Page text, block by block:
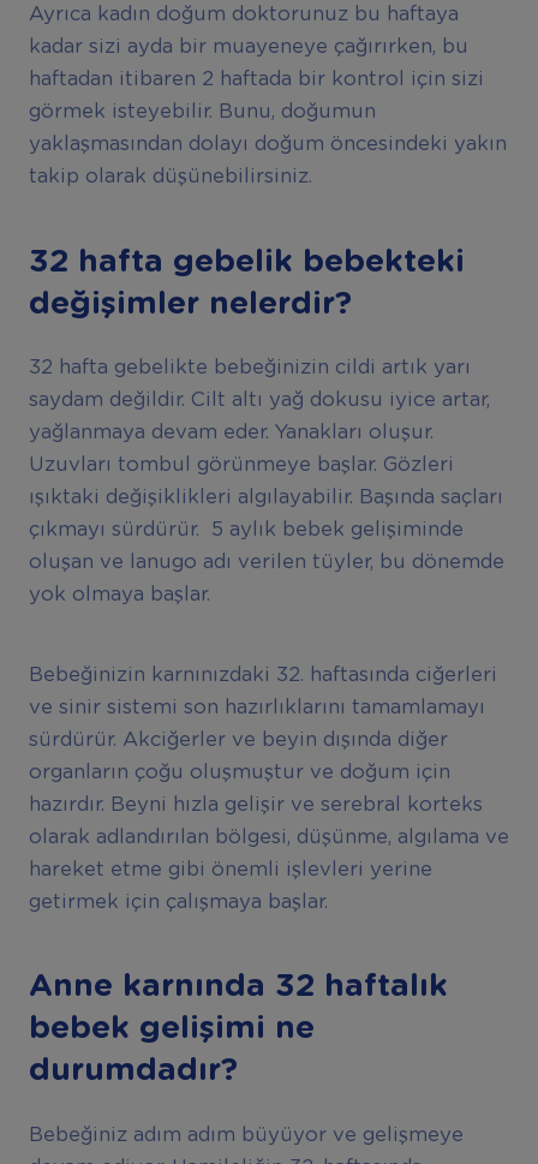
Ayrıca kadın doğum doktorunuz bu haftaya
kadar sizi ayda bir muayeneye çağırırken, bu
haftadan itibaren 2 haftada bir kontrol için sizi
görmek isteyebilir. Bunu, doğumun
yaklaşmasından dolayı doğum öncesindeki yakın
takip olarak düşünebilirsiniz.
32 hafta gebelik bebekteki
değişimler nelerdir?
32 hafta gebelikte bebeğinizin cildi artık yarı
saydam değildir. Cilt altı yağ dokusu iyice artar,
yağlanmaya devam eder. Yanakları oluşur.
Uzuvları tombul görünmeye başlar. Gözleri
ışıktaki değişiklikleri algılayabilir. Başında saçları
çıkmayı sürdürür. 5 aylık bebek gelişiminde
oluşan ve lanugo adı verilen tüyler, bu dönemde
yok olmaya başlar.
Bebeğinizin karnınızdaki 32. haftasında ciğerleri
ve sinir sistemi son hazırlıklarını tamamlamayı
sürdürür. Akciğerler ve beyin dışında diğer
organların çoğu oluşmuştur ve doğum için
hazırdır. Beyni hızla gelişir ve serebral korteks
olarak adlandırılan bölgesi, düşünme, algılama ve
hareket etme gibi önemli işlevleri yerine
getirmek için çalışmaya başlar.
Anne karnında 32 haftalık
bebek gelişimi ne
durumdadır?
Bebeğiniz adım adım büyüyor ve gelişmeye